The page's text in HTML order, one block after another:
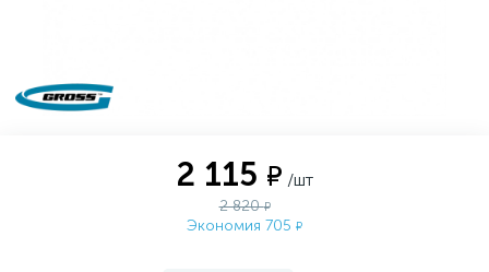
2 115 ₽ /шт
2 820₽
Экономия 705 ₽